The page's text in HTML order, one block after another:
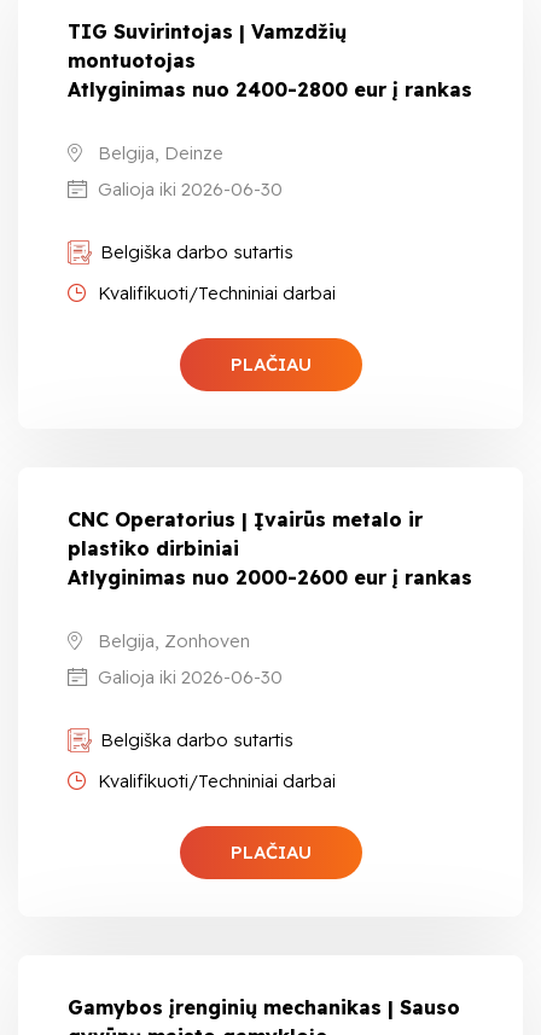
TIG Suvirintojas | Vamzdžių
montuotojas
Atlyginimas nuo 2400-2800 eur į rankas
Belgija, Deinze
Galioja iki 2026-06-30
Belgiška darbo sutartis
Kvalifikuoti/Techniniai darbai
PLAČIAU
CNC Operatorius | Įvairūs metalo ir
plastiko dirbiniai
Atlyginimas nuo 2000-2600 eur į rankas
Belgija, Zonhoven
Galioja iki 2026-06-30
Belgiška darbo sutartis
Kvalifikuoti/Techniniai darbai
PLAČIAU
Gamybos įrenginių mechanikas | Sauso